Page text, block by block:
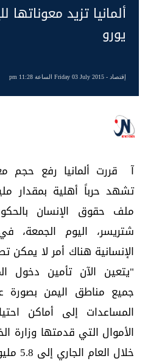
ألمانيا تزيد معوناتها
يورو
إقتصاد - Friday 03 July 2015 الساعة 11:28 pm
آ قررت ألمانيا رفع حجم
تشهد حرباً أهلية بمقدار
ملف حقوق الإنسان
شتريسر، اليوم الجمعة،
الإنسانية هناك أمر لا
"يتعين الآن تأمين دخول
جميع مناطق اليمن بصورة
المساعدات إلى أماكن
الأموال التي قدمتها وزارة
خلال العام الجاري إلى 5.8 مليون يورو".